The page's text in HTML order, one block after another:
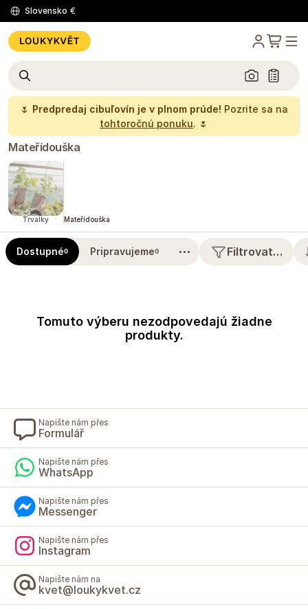
Slovensko €
🌷 Predpredaj cibuľovín je v plnom prúde! Pozrite sa na
tohtoročnú ponuku. 🌷
Mateřídouška
Trvalky Mateřídouška
Dostupné0 Pripravujeme0 ⋯ Filtrovat…
Tomuto výberu nezodpovedajú žiadne
produkty.
Napište nám přes
Formulář
Napište nám přes
WhatsApp
Napište nám přes
Messenger
Napište nám přes
Instagram
Napište nám na
kvet@loukykvet.cz